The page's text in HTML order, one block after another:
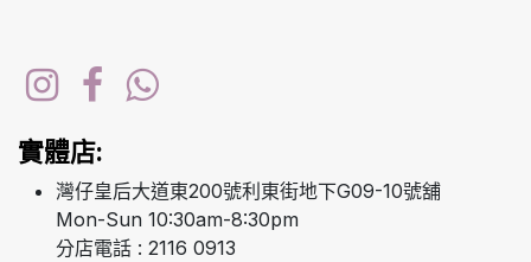
實體店:
灣仔皇后大道東200號利東街地下G09-10號舖
Mon-Sun 10:30am-8:30pm
分店電話 : 2116 0913